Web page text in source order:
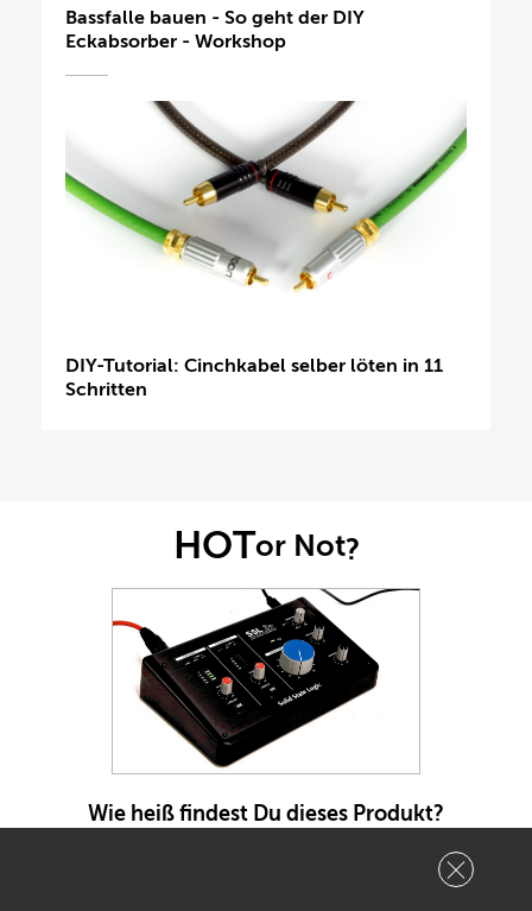
Bassfalle bauen - So geht der DIY
Eckabsorber - Workshop
DIY-Tutorial: Cinchkabel selber löten in 11
Schritten
HOTor Not?
Wie heiß findest Du dieses Produkt?